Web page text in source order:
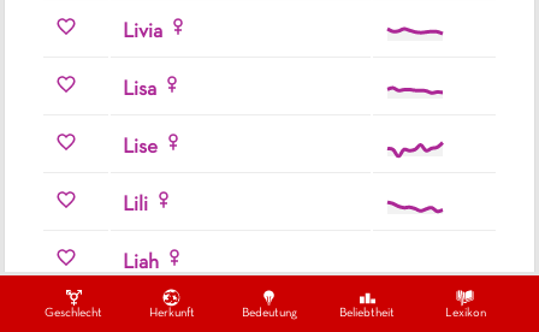
Geschlecht Herkunft Bedeutung Beliebtheit Lexikon
Livia
Lisa
Lise
Lili
Liah
Liara